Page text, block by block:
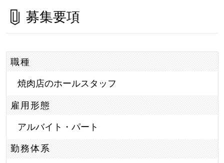
募集要項
職種
焼肉店のホールスタッフ
雇用形態
アルバイト・パート
勤務体系